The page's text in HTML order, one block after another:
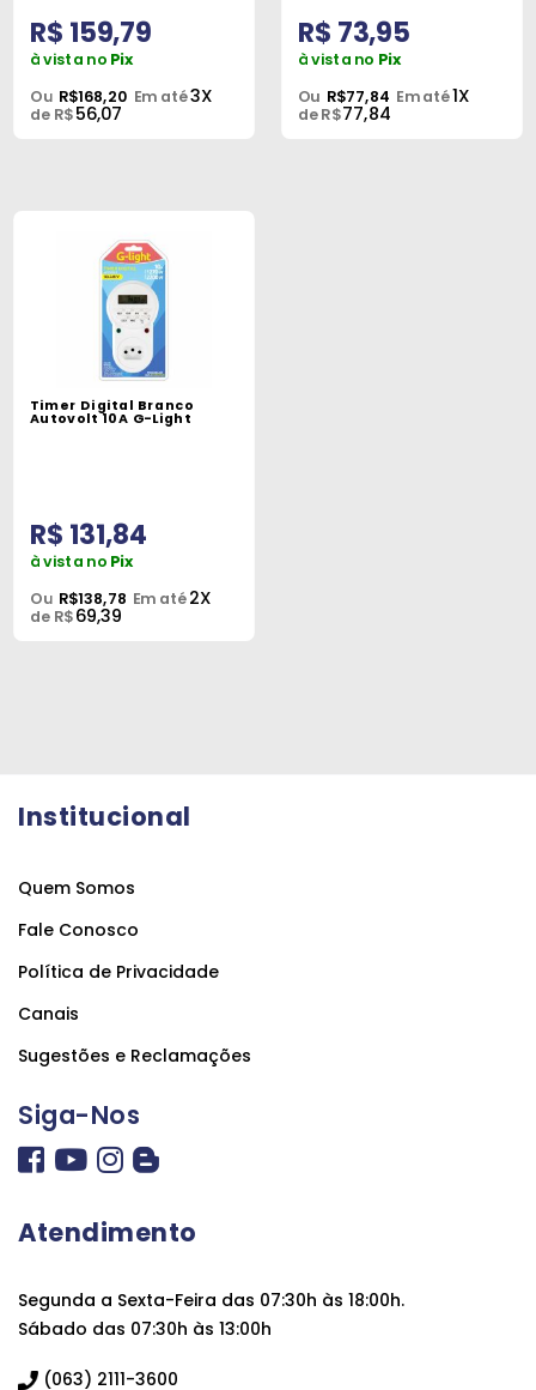
R$ 159,79
à vista no Pix
Ou R$168,20 Em até3X
de R$56,07
R$ 73,95
à vista no Pix
Ou R$77,84 Em até1X
de R$77,84
Timer Digital Branco
Autovolt 10A G-Light
R$ 131,84
à vista no Pix
Ou R$138,78 Em até2X
de R$69,39
Institucional
Quem Somos
Fale Conosco
Política de Privacidade
Canais
Sugestões e Reclamações
Siga-Nos
Atendimento
Segunda a Sexta-Feira das 07:30h às 18:00h.
Sábado das 07:30h às 13:00h
(063) 2111-3600